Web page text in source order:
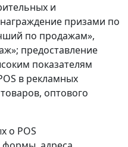
и
призами по
по продажам»,
предоставление
показателям
в рекламных
оптового
о POS